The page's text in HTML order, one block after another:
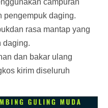
campuran
pengempuk daging.
rasa mantap yang
daging.
dan bakar ulang
kirim diseluruh